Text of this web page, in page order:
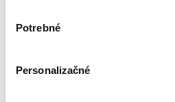
nám pomohlo, keby sme mohli
súhlasu
Potrebné
Personalizačné
Zoradiť